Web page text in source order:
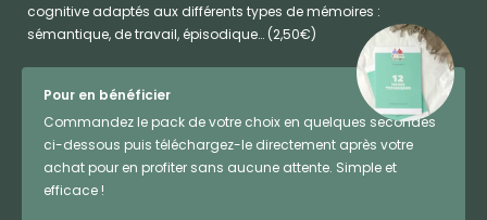
cognitive adaptés aux différents types de mémoires :
sémantique, de travail, épisodique… (2,50€)
Pour en bénéficier
Commandez le pack de votre choix en quelques secondes
ci-dessous puis téléchargez-le directement après votre
achat pour en profiter sans aucune attente. Simple et
efficace !